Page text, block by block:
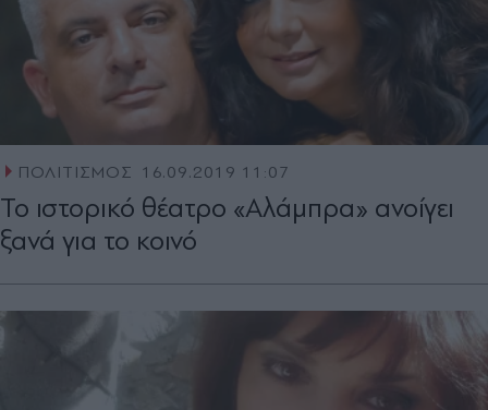
ΠΟΛΙΤΙΣΜΟΣ 16.09.2019 11:07
Το ιστορικό θέατρο «Αλάμπρα» ανοίγει
ξανά για το κοινό